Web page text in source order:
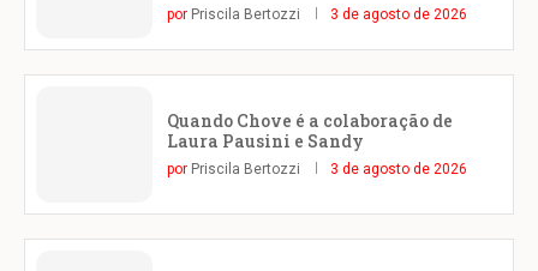
por Priscila Bertozzi 3 de agosto de 2026
Quando Chove é a colaboração de
Laura Pausini e Sandy
por Priscila Bertozzi 3 de agosto de 2026